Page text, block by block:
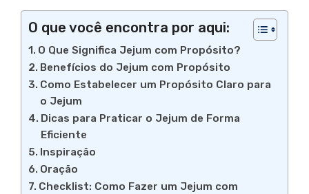
O que você encontra por aqui:
O Que Significa Jejum com Propósito?
Benefícios do Jejum com Propósito
Como Estabelecer um Propósito Claro para
o Jejum
Dicas para Praticar o Jejum de Forma
Eficiente
Inspiração
Oração
Checklist: Como Fazer um Jejum com